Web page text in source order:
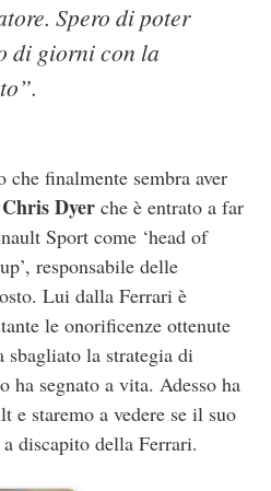
Spero di poter
di giorni con la
finalmente sembra aver
Chris Dyer che è entrato a far
Sport come ‘head of
responsabile delle
Lui dalla Ferrari è
le onorificenze ottenute
la strategia di
ha segnato a vita. Adesso ha
e staremo a vedere se il suo
a discapito della Ferrari.